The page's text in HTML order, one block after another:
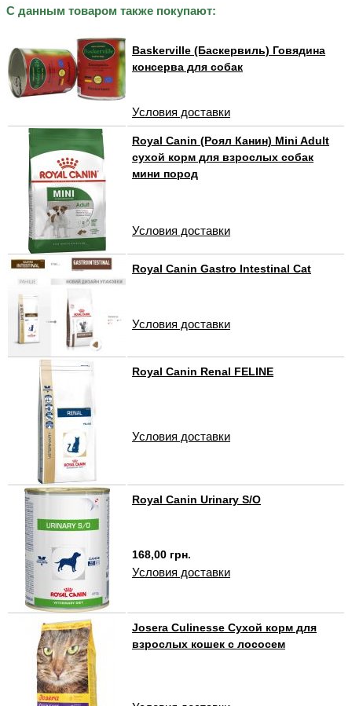
С данным товаром также покупают:
Baskerville (Баскервиль) Говядина
консерва для собак
Условия доставки
Royal Canin (Роял Канин) Mini Adult
сухой корм для взрослых собак
мини пород
Условия доставки
Royal Canin Gastro Intestinal Cat
Условия доставки
Royal Canin Renal FELINE
Условия доставки
Royal Canin Urinary S/O
168,00 грн.
Условия доставки
Josera Culinesse Сухой корм для
взрослых кошек с лососем